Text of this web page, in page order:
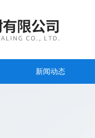
新闻动态